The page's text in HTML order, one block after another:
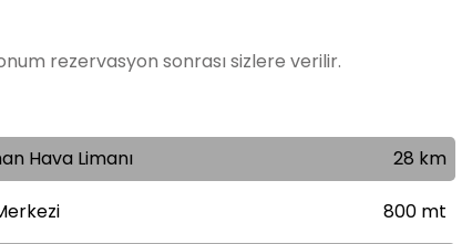
rezervasyon sonrası sizlere verilir.
Hava Limanı 28 km
800 mt